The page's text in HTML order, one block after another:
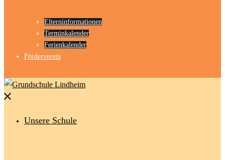
Elterninformationen
Terminkalender
Ferienkalender
Förderverein
Menü
Unsere Schule